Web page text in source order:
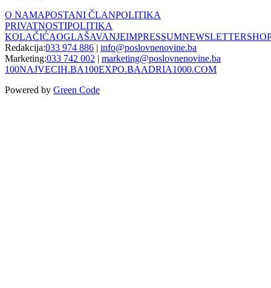
O NAMAPOSTANI ČLANPOLITIKA
PRIVATNOSTIPOLITIKA
KOLAČIĆAOGLAŠAVANJEIMPRESSUMNEWSLETTER
Redakcija:033 974 886 | info@poslovnenovine.ba
Marketing:033 742 002 | marketing@poslovnenovine.ba
100NAJVECIH.BA100EXPO.BAADRIA1000.COM
Powered by Green Code